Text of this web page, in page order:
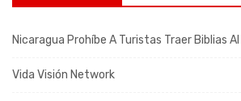
Nicaragua Prohíbe A Turistas Traer Biblias Al
Vida Visión Network